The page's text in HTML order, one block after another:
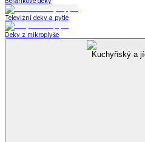
Televizní deky a pytle
Deky z mikroplyše
Kuchyňský a